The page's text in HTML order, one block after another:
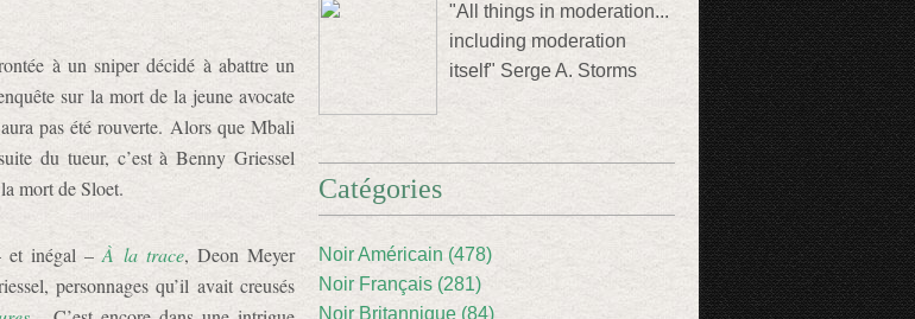
à un sniper décidé à abattre un
sur la mort de la jeune avocate
pas été rouverte. Alors que Mbali
du tueur, c’est à Benny Griessel
mort de Sloet.
et inégal –À la trace, Deon Meyer
personnages qu’il avait creusés
"All things in moderation...
including moderation
itself" Serge A. Storms
Catégories
Noir Américain (478)
Noir Français (281)
Noir Britannique (84)